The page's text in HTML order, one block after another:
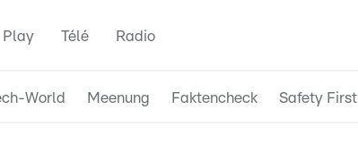
Play Télé Radio
World Meenung Faktencheck Safety First